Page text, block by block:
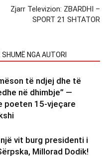
Zjarr Televizion: ZBARDHI –
SPORT 21 SHTATOR
SHUMË NGA AUTORI
të ndjej dhe të
në dhimbje” —
poeten 15-vjeçare
vit burg presidenti i
Millorad Dodik!